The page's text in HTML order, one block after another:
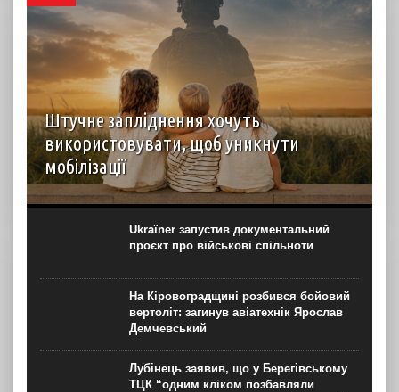
Штучне запліднення хочуть
використовувати, щоб уникнути
мобілізації
З початку повномасштабного вторгнення в Україні
з’явилися прицільні запити на ЕКЗ трьома ембріонами.
Попит на процедуру може бути пов’язаний із нормою
закону про відстрочку мобілізації батьків, що мають
Ukraїner запустив документальний
проєкт про військові спільноти
На Кіровоградщині розбився бойовий
вертоліт: загинув авіатехнік Ярослав
Демчевський
Лубінець заявив, що у Берегівському
ТЦК “одним кліком позбавляли